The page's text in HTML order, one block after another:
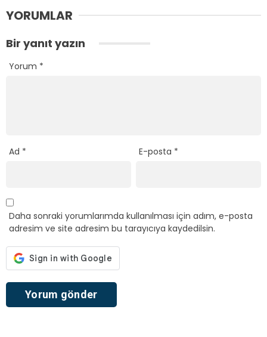
YORUMLAR
Bir yanıt yazın
Yorum *
Ad * E-posta *
Daha sonraki yorumlarımda kullanılması için adım, e-posta
adresim ve site adresim bu tarayıcıya kaydedilsin.